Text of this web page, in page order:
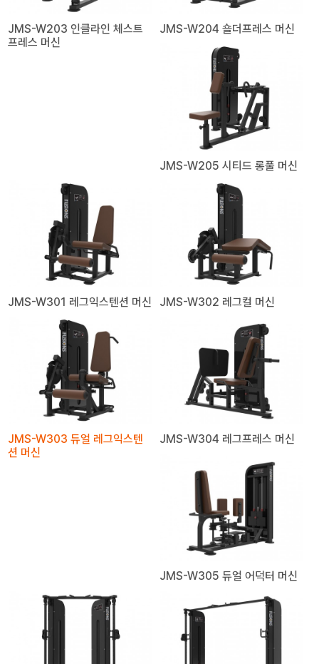
JMS-W203 인클라인 체스트
프레스 머신
JMS-W204 숄더프레스 머신
JMS-W205 시티드 롱풀 머신
JMS-W301 레그익스텐션 머신 JMS-W302 레그컬 머신
JMS-W303 듀얼 레그익스텐
션 머신
JMS-W304 레그프레스 머신
JMS-W305 듀얼 어덕터 머신